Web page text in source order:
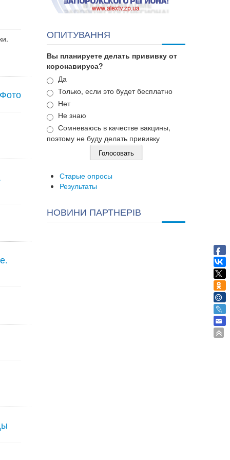
ОПИТУВАННЯ
Вы планируете делать прививку от
коронавируса?
Варианты
Да
Только, если это будет бесплатно
Нет
Не знаю
Сомневаюсь в качестве вакцины,
поэтому не буду делать прививку
Старые опросы
Результаты
НОВИНИ ПАРТНЕРІВ